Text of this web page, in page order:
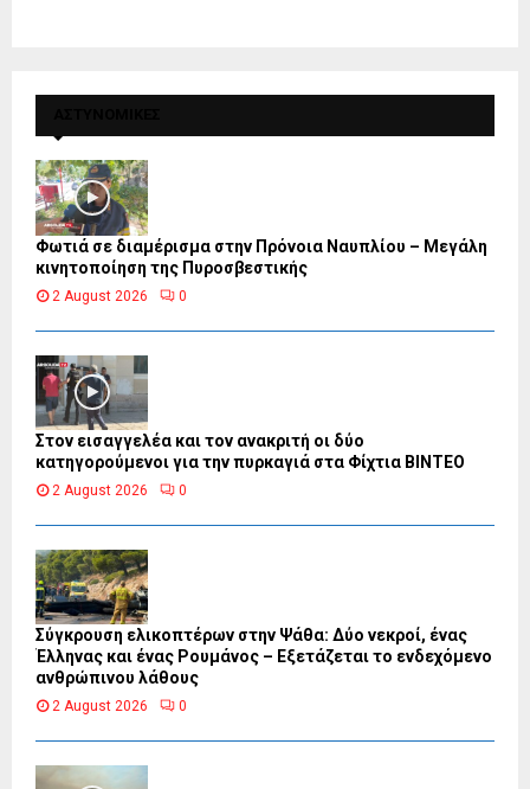
Φωτιά σε διαμέρισμα στην Πρόνοια Ναυπλίου – Μεγάλη
κινητοποίηση της Πυροσβεστικής
2 August 2026 0
Στον εισαγγελέα και τον ανακριτή οι δύο
κατηγορούμενοι για την πυρκαγιά στα Φίχτια ΒΙΝΤΕΟ
2 August 2026 0
Σύγκρουση ελικοπτέρων στην Ψάθα: Δύο νεκροί, ένας
Έλληνας και ένας Ρουμάνος – Εξετάζεται το ενδεχόμενο
ανθρώπινου λάθους
2 August 2026 0